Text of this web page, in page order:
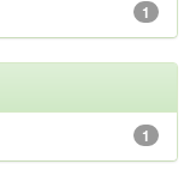
1
1